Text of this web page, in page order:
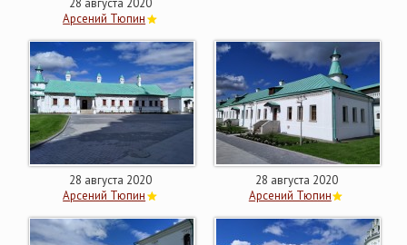
Арсений Тюпин
28 августа 2020
Арсений Тюпин
28 августа 2020
Арсений Тюпин